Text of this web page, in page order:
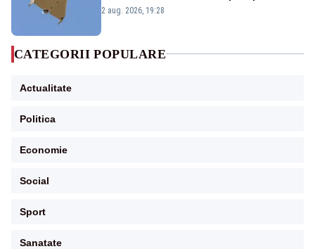
României. Au fost ridicate două F-16
2 aug. 2026, 19:28
CATEGORII POPULARE
Actualitate
Politica
Economie
Social
Sport
Sanatate